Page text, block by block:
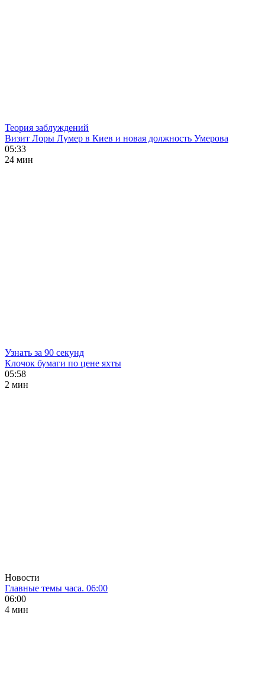
Теория заблуждений
Визит Лоры Лумер в Киев и новая должность Умерова
05:33
24 мин
Узнать за 90 секунд
Клочок бумаги по цене яхты
05:58
2 мин
Новости
Главные темы часа. 06:00
06:00
4 мин